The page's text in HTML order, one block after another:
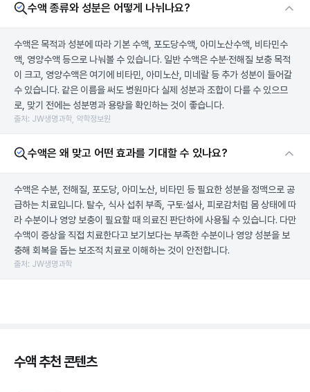
수액 종류와 성분은 어떻게 나뉘나요?
수액은 목적과 성분에 따라 기본 수액, 포도당수액, 아미노산수액, 비타민수
액, 영양수액 등으로 나눠볼 수 있습니다. 일반 수액은 수분·전해질 보충 목적
이 크고, 영양수액은 여기에 비타민, 아미노산, 미네랄 등 추가 성분이 들어갈
수 있습니다. 같은 이름을 써도 병원마다 실제 성분과 조합이 다를 수 있으므
로, 맞기 전에는 성분명과 용량을 확인하는 것이 좋습니다.
출처: JW생명과학, 약학정보원
수액은 왜 맞고 어떤 효과를 기대할 수 있나요?
수액은 수분, 전해질, 포도당, 아미노산, 비타민 등 필요한 성분을 정맥으로 공
급하는 치료입니다. 탈수, 식사 섭취 부족, 구토·설사, 피로감처럼 몸 상태에 따
라 수분이나 영양 보충이 필요할 때 의료진 판단하에 사용될 수 있습니다. 다만
수액이 증상을 직접 치료한다고 보기보다는 부족한 수분이나 영양 성분을 보
충해 회복을 돕는 보조적 치료로 이해하는 것이 안전합니다.
출처: JW생명과학
수액 추천 콘텐츠